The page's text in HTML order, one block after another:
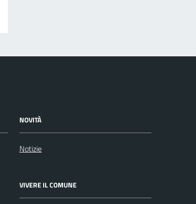
NOVITÀ
Notizie
VIVERE IL COMUNE